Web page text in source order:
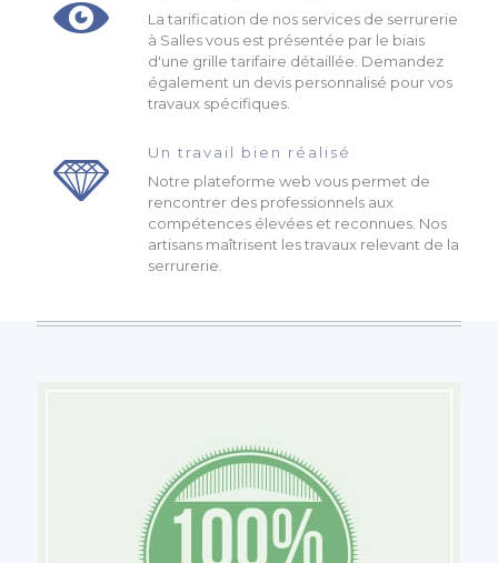
La tarification de nos services de serrurerie
à Salles vous est présentée par le biais
d'une grille tarifaire détaillée. Demandez
également un devis personnalisé pour vos
travaux spécifiques.
Un travail bien réalisé
Notre plateforme web vous permet de
rencontrer des professionnels aux
compétences élevées et reconnues. Nos
artisans maîtrisent les travaux relevant de la
serrurerie.